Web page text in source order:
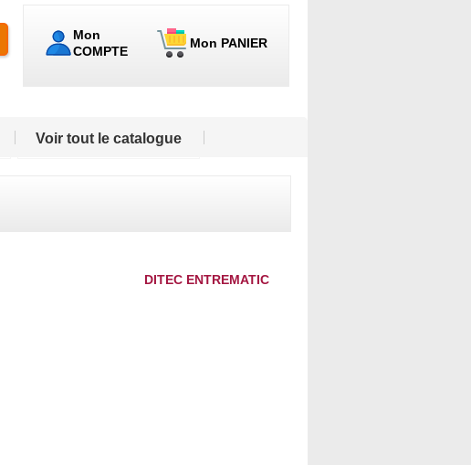
Mon
COMPTE
Mon PANIER
Voir tout le catalogue
DITEC ENTREMATIC